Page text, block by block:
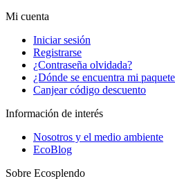
Mi cuenta
Iniciar sesión
Registrarse
¿Contraseña olvidada?
¿Dónde se encuentra mi
Canjear código descuento
Información de interés
Nosotros y el medio ambiente
EcoBlog
Sobre Ecosplendo